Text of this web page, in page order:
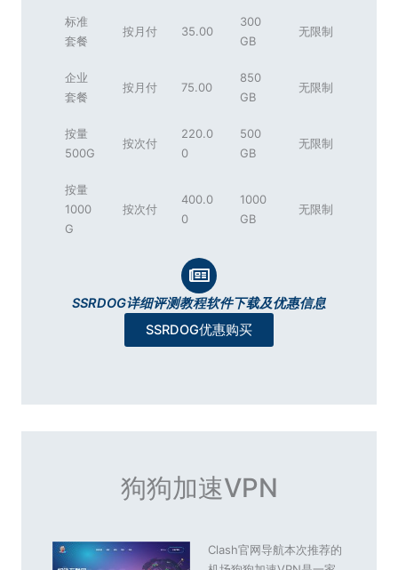
标准
套餐
按月付 35.00
300
GB
无限制
企业
套餐
按月付 75.00
850
GB
无限制
按量
500G
按次付
220.0
0
500
GB
无限制
按量
1000
G
按次付
400.0
0
1000
GB
无限制
SSRDOG详细评测教程软件下载及优惠信息
SSRDOG优惠购买
狗狗加速VPN
Clash官网导航本次推荐的